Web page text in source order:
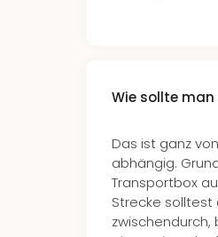
Wie sollte
Das ist ganz
abhängig.
Transportbox
Strecke solltest